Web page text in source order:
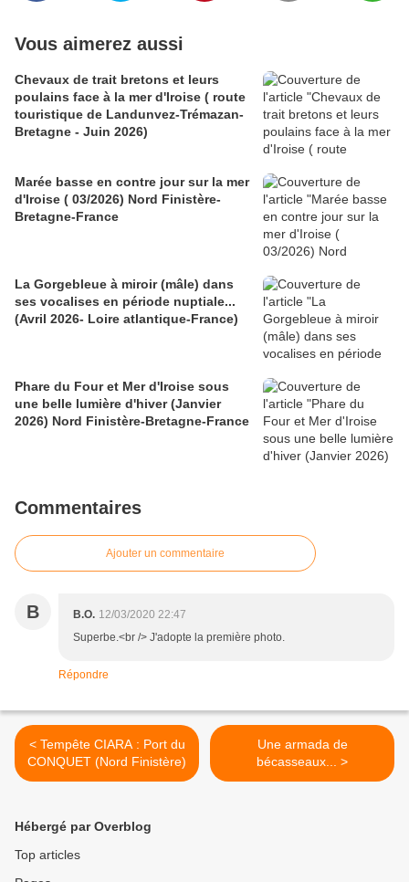
Vous aimerez aussi
Chevaux de trait bretons et leurs
poulains face à la mer d'Iroise ( route
touristique de Landunvez-Trémazan-
Bretagne - Juin 2026)
Marée basse en contre jour sur la mer
d'Iroise ( 03/2026) Nord Finistère-
Bretagne-France
La Gorgebleue à miroir (mâle) dans
ses vocalises en période nuptiale...
(Avril 2026- Loire atlantique-France)
Phare du Four et Mer d'Iroise sous
une belle lumière d'hiver (Janvier
2026) Nord Finistère-Bretagne-France
Commentaires
Ajouter un commentaire
B B.O. 12/03/2020 22:47
Superbe.<br /> J'adopte la première photo.
Répondre
< Tempête CIARA : Port du
CONQUET (Nord Finistère)
Une armada de
bécasseaux... >
Hébergé par Overblog
Top articles